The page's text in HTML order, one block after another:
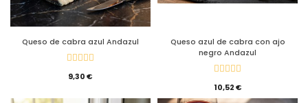
Queso de cabra azul Andazul
9,30 €
Queso azul de cabra con ajo
negro Andazul
10,52 €